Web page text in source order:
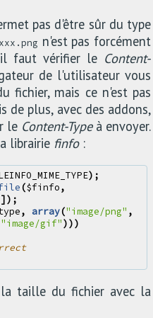
pas d'être sûr du type
n'est pas forcément
il faut vérifier le Content-
de l'utilisateur vous
fichier, mais ce n'est pas
de plus, avec des addons,
le Content-Typeà envoyer.
librairie finfo:
);
($finfo,
]);
, array("image/png" ,
"image/gif")))
la taille du fichier avec la